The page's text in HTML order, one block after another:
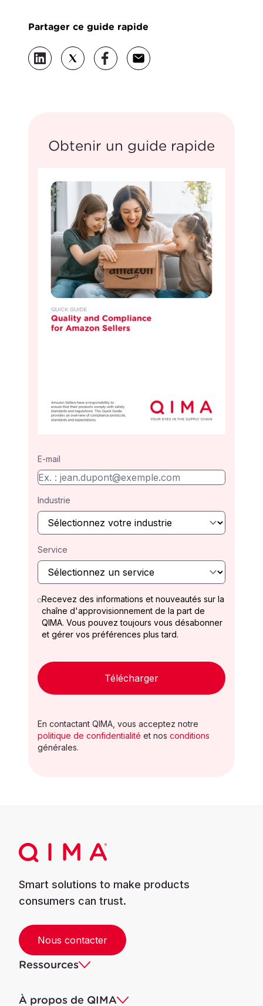
Partager ce guide rapide
Obtenir un guide rapide
E-mail
Industrie
Service
Recevez des informations et nouveautés sur la
chaîne d'approvisionnement de la part de
QIMA. Vous pouvez toujours vous désabonner
et gérer vos préférences plus tard.
Télécharger
En contactant QIMA, vous acceptez notre
politique de confidentialité et nos conditions
générales.
Smart solutions to make products
consumers can trust.
Nous contacter
Ressources
À propos de QIMA